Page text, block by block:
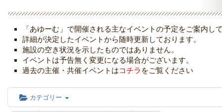
「あゆーむ」で開催される主なイベントの予定をご案内し
詳細が決定したイベントから随時更新しております。
施設の空き状況を示したものではありません。
イベントは予告無く変更になる場合がございます。
過去の主催・共催イベントはコチラ をご覧ください
カテゴリー